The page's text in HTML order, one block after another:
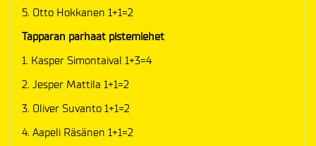
5. Otto Hokkanen 1+1=2
Tapparan parhaat pistemiehet
1. Kasper Simontaival 1+3=4
2. Jesper Mattila 1+1=2
3. Oliver Suvanto 1+1=2
4. Aapeli Räsänen 1+1=2